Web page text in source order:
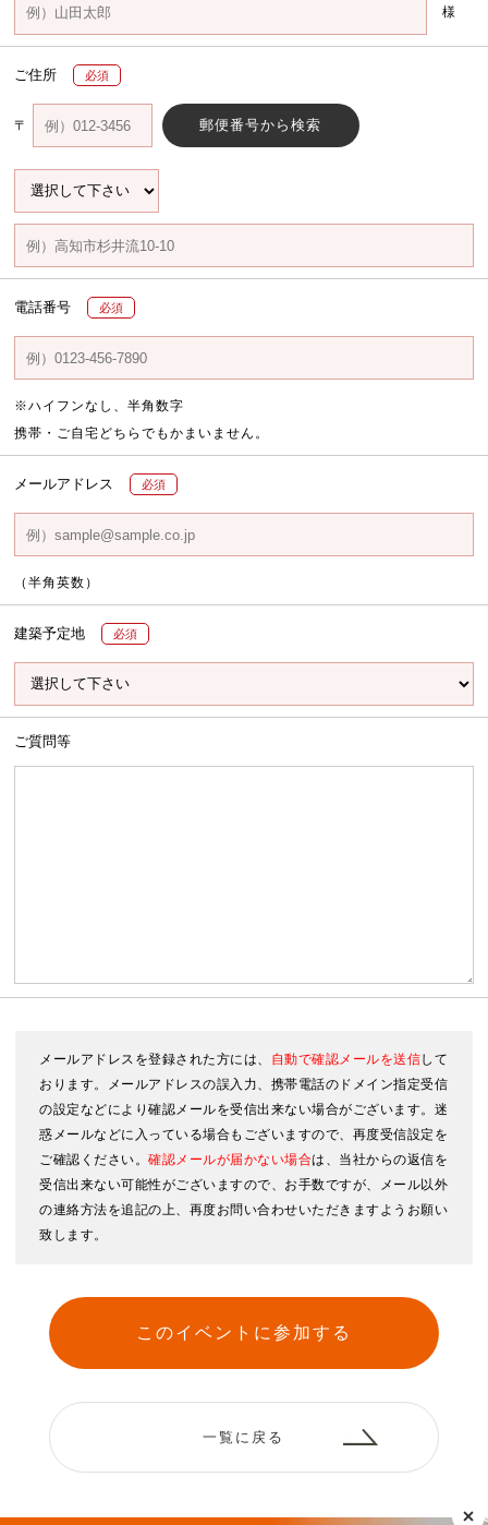
様
ご住所 必須
〒 郵便番号から検索
電話番号 必須
※ハイフンなし、半角数字
携帯・ご自宅どちらでもかまいません。
メールアドレス 必須
（半角英数）
建築予定地 必須
ご質問等
メールアドレスを登録された方には、 自動で確認メールを送信して
おります。メールアドレスの誤入力、携帯電話のドメイン指定受信
の設定などにより確認メールを受信出来ない場合がございます。迷
惑メールなどに入っている場合もございますので、再度受信設定を
ご確認ください。確認メールが届かない場合は、当社からの返信を
受信出来ない可能性がございますので、お手数ですが、メール以外
の連絡方法を追記の上、再度お問い合わせいただきますようお願い
致します。
このイベントに参加する
一覧に戻る